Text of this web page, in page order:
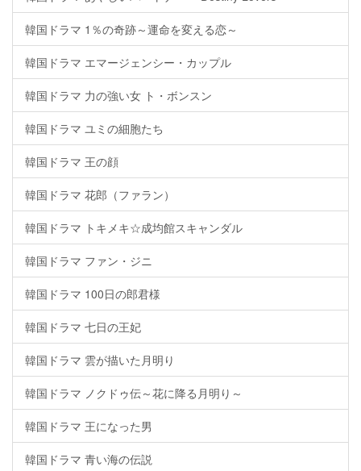
韓国ドラマ 1％の奇跡～運命を変える恋～
韓国ドラマ エマージェンシー・カップル
韓国ドラマ 力の強い女 ト・ボンスン
韓国ドラマ ユミの細胞たち
韓国ドラマ 王の顔
韓国ドラマ 花郎（ファラン）
韓国ドラマ トキメキ☆成均館スキャンダル
韓国ドラマ ファン・ジニ
韓国ドラマ 100日の郎君様
韓国ドラマ 七日の王妃
韓国ドラマ 雲が描いた月明り
韓国ドラマ ノクドゥ伝～花に降る月明り～
韓国ドラマ 王になった男
韓国ドラマ 青い海の伝説